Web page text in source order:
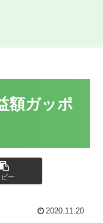
額ガッポ
ー
2020.11.20